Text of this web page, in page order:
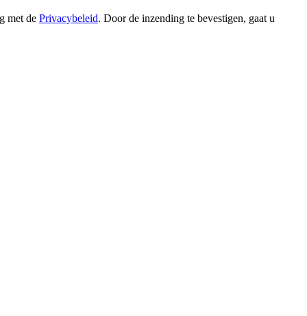
met de Privacybeleid. Door de inzending te bevestigen, gaat u